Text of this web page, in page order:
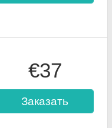
€37
Заказать